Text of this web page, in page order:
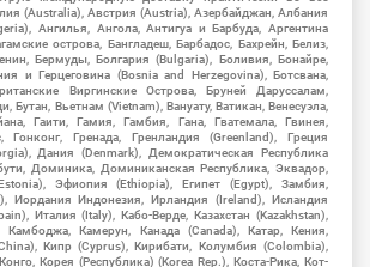
(Australia), Австрия (Austria), Азербайджан, Албания
Ангилья, Ангола, Антигуа и Барбуда, Аргентина
острова, Бангладеш, Барбадос, Бахрейн, Белиз,
Бермуды, Болгария (Bulgaria), Боливия, Бонайре,
и Герцеговина (Bosnia and Herzegovina), Ботсвана,
Виргинские Острова, Бруней Даруссалам,
Бутан, Вьетнам (Vietnam), Вануату, Ватикан, Венесуэла,
Гаити, Гамия, Гамбия, Гана, Гватемала, Гвинея,
Гонконг, Гренада, Гренландия (Greenland), Греция
Дания (Denmark), Демократическая Республика
Доминика, Доминиканская Республика, Эквадор,
Эфиопия (Ethiopia), Египет (Egypt), Замбия,
Иордания Индонезия, Ирландия (Ireland), Исландия
Италия (Italy), Кабо-Верде, Казахстан (Kazakhstan),
Камерун, Канада (Canada), Катар, Кения,
Кипр (Cyprus), Кирибати, Колумбия (Colombia),
Корея (Республика) (Korea Rep.), Коста-Рика, Кот-